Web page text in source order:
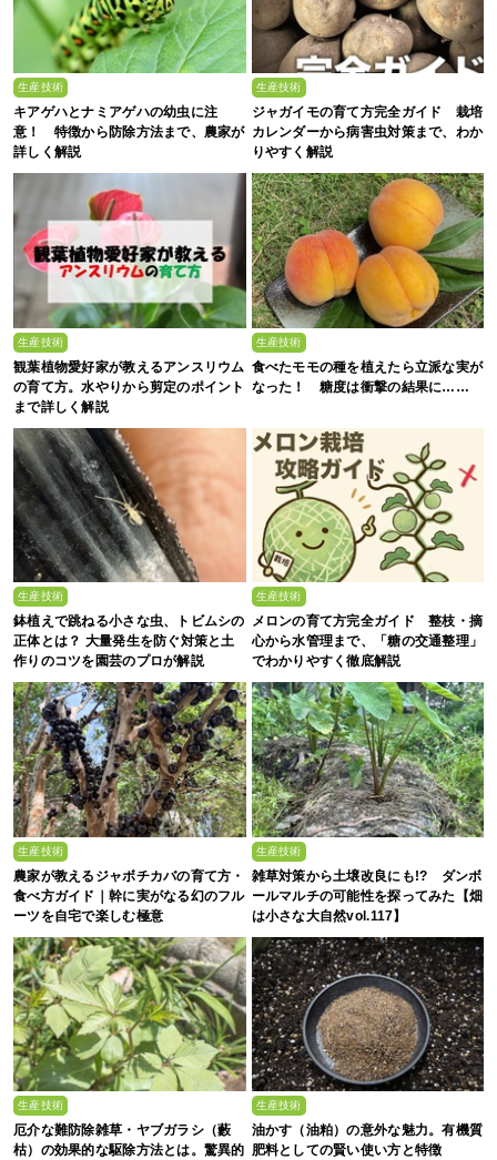
生産技術
キアゲハとナミアゲハの幼虫に注
意！ 特徴から防除方法まで、農家が
詳しく解説
生産技術
ジャガイモの育て方完全ガイド 栽培
カレンダーから病害虫対策まで、わか
りやすく解説
生産技術
観葉植物愛好家が教えるアンスリウム
の育て方。水やりから剪定のポイント
まで詳しく解説
生産技術
食べたモモの種を植えたら立派な実が
なった！ 糖度は衝撃の結果に……
生産技術
鉢植えで跳ねる小さな虫、トビムシの
正体とは？ 大量発生を防ぐ対策と土
作りのコツを園芸のプロが解説
生産技術
メロンの育て方完全ガイド 整枝・摘
心から水管理まで、「糖の交通整理」
でわかりやすく徹底解説
生産技術
農家が教えるジャボチカバの育て方・
食べ方ガイド｜幹に実がなる幻のフル
ーツを自宅で楽しむ極意
生産技術
雑草対策から土壌改良にも!? ダンボ
ールマルチの可能性を探ってみた【畑
は小さな大自然vol.117】
生産技術
厄介な難防除雑草・ヤブガラシ（藪
枯）の効果的な駆除方法とは。驚異的
生産技術
油かす（油粕）の意外な魅力。有機質
肥料としての賢い使い方と特徴